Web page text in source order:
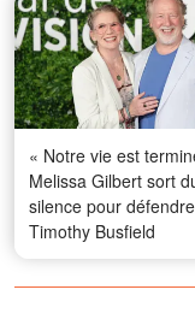
« Notre vie est
Melissa Gilbert sort
silence pour défendre
Timothy Busfield